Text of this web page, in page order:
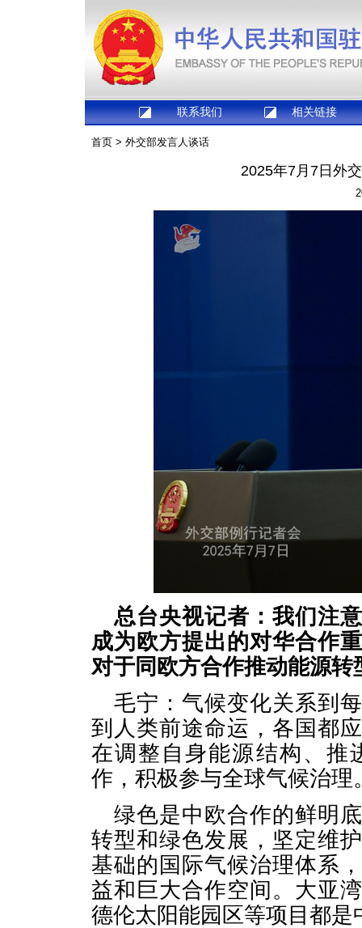
联系我们 相关链接
首页 > 外交部发言人谈话
2025年7月7日外
总台央视记者：我们注
成为欧方提出的对华合作
对于同欧方合作推动能源
毛宁：气候变化关系到
到人类前途命运，各国都
在调整自身能源结构、推
作，积极参与全球气候治理
绿色是中欧合作的鲜明
转型和绿色发展，坚定维
基础的国际气候治理体系
益和巨大合作空间。大亚
德伦太阳能园区等项目都